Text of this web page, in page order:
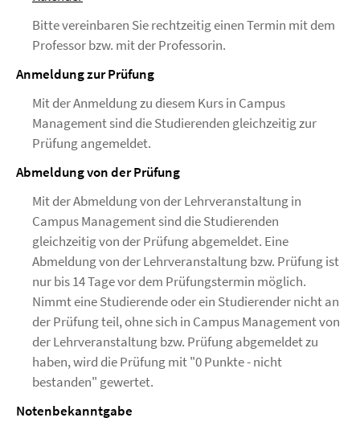
Bitte vereinbaren Sie rechtzeitig einen Termin mit dem
Professor bzw. mit der Professorin.
Anmeldung zur Prüfung
Mit der Anmeldung zu diesem Kurs in Campus
Management sind die Studierenden gleichzeitig zur
Prüfung angemeldet.
Abmeldung von der Prüfung
Mit der Abmeldung von der Lehrveranstaltung in
Campus Management sind die Studierenden
gleichzeitig von der Prüfung abgemeldet. Eine
Abmeldung von der Lehrveranstaltung bzw. Prüfung ist
nur bis 14 Tage vor dem Prüfungstermin möglich.
Nimmt eine Studierende oder ein Studierender nicht an
der Prüfung teil, ohne sich in Campus Management von
der Lehrveranstaltung bzw. Prüfung abgemeldet zu
haben, wird die Prüfung mit "0 Punkte - nicht
bestanden" gewertet.
Notenbekanntgabe